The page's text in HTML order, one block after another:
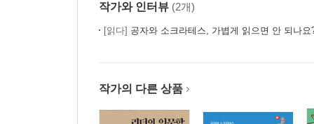
작가와 인터뷰 (2개)
[읽다] 공자와 소크라테스, 가볍게 읽으면 안 되나요
작가의 다른 상품